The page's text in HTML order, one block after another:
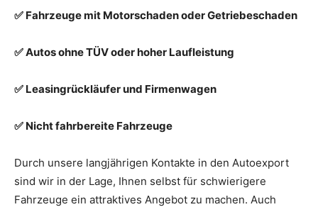
✅ Fahrzeuge mit Motorschaden oder Getriebeschaden
✅ Autos ohne TÜV oder hoher Laufleistung
✅ Leasingrückläufer und Firmenwagen
✅ Nicht fahrbereite Fahrzeuge
Durch unsere langjährigen Kontakte in den Autoexport
sind wir in der Lage, Ihnen selbst für schwierigere
Fahrzeuge ein attraktives Angebot zu machen. Auch